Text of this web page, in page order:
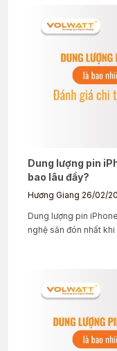
Dung lượng pin
bao lâu đầy?
Hương Giang 26/02/
Dung lượng pin
nghệ săn đón nhất